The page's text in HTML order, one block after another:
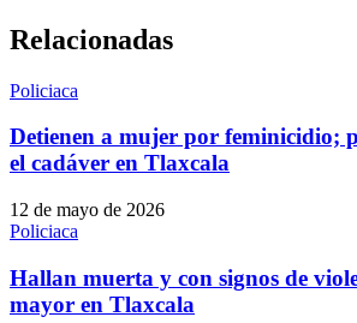
Relacionadas
Policiaca
Detienen a mujer por feminicidio;
el cadáver en Tlaxcala
12 de mayo de 2026
Policiaca
Hallan muerta y con signos de
mayor en Tlaxcala